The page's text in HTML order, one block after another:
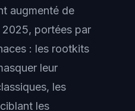
augmenté de
portées par
: les rootkits
leur
les
les